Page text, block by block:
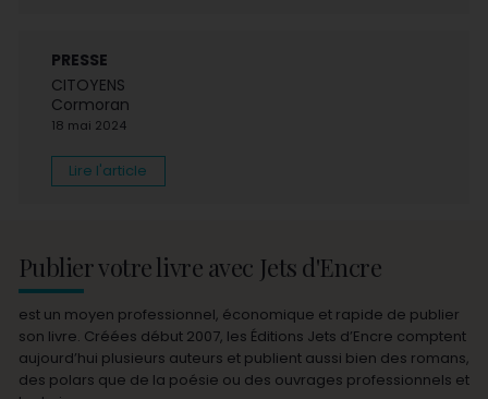
PRESSE
CITOYENS
Cormoran
18 mai 2024
Lire l'article
Publier votre livre avec Jets d'Encre
est un moyen professionnel, économique et rapide de publier
son livre. Créées début 2007, les Éditions Jets d’Encre comptent
aujourd’hui plusieurs auteurs et publient aussi bien des romans,
des polars que de la poésie ou des ouvrages professionnels et